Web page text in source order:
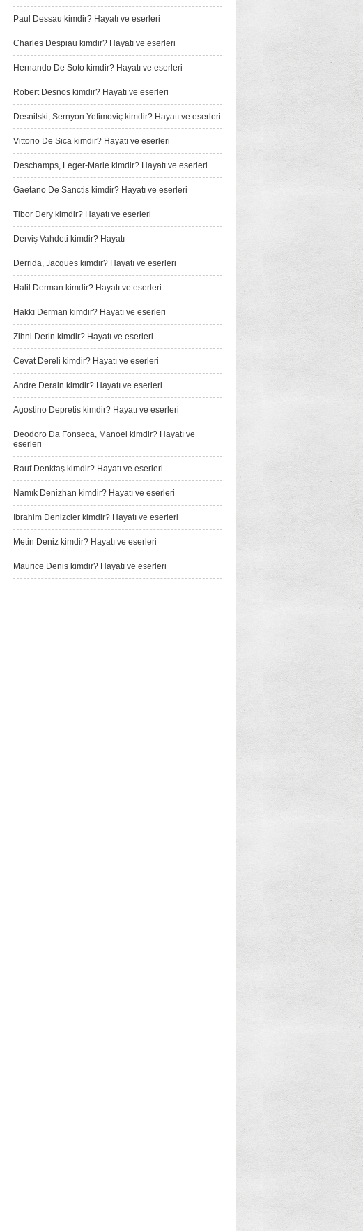
Paul Dessau kimdir? Hayatı ve eserleri
Charles Despiau kimdir? Hayatı ve eserleri
Hernando De Soto kimdir? Hayatı ve eserleri
Robert Desnos kimdir? Hayatı ve eserleri
Desnitski, Sernyon Yefimoviç kimdir? Hayatı ve eserleri
Vittorio De Sica kimdir? Hayatı ve eserleri
Deschamps, Leger-Marie kimdir? Hayatı ve eserleri
Gaetano De Sanctis kimdir? Hayatı ve eserleri
Tibor Dery kimdir? Hayatı ve eserleri
Derviş Vah­deti kimdir? Hayatı
Derrida, Jacques kimdir? Hayatı ve eserleri
Halil Derman kimdir? Hayatı ve eserleri
Hakkı Derman kimdir? Hayatı ve eserleri
Zihni Derin kimdir? Hayatı ve eserleri
Cevat Dereli kimdir? Hayatı ve eserleri
Andre Derain kimdir? Hayatı ve eserleri
Agostino Depretis kimdir? Hayatı ve eserleri
Deodoro Da Fonseca, Manoel kimdir? Hayatı ve
eserleri
Rauf Denktaş kimdir? Hayatı ve eserleri
Namık Denizhan kimdir? Hayatı ve eserleri
İbrahim Denizcier kimdir? Hayatı ve eserleri
Metin Deniz kimdir? Hayatı ve eserleri
Maurice Denis kimdir? Hayatı ve eserleri